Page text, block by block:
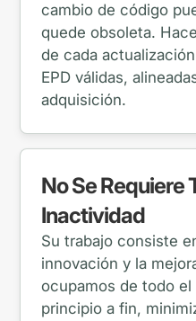
cambio de código
quede obsoleta.
de cada
EPD válidas,
adquisición.
No Se Requiere
Inactividad
Su trabajo consiste
innovación y la
ocupamos de todo el
principio a fin,